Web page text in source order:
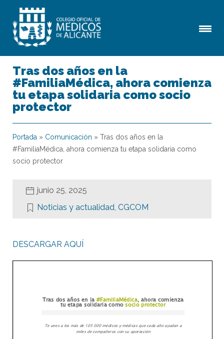
Tras dos años en la
#FamiliaMédica, ahora comienza
tu etapa solidaria como socio
protector
Portada » Comunicación » Tras dos años en la
#FamiliaMédica, ahora comienza tu etapa solidaria como
socio protector
junio 25, 2025
Noticias y actualidad, CGCOM
DESCARGAR AQUÍ